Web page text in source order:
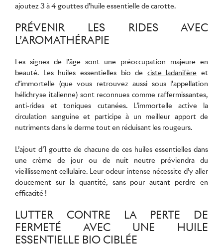
ajoutez 3 à 4 gouttes d’huile essentielle de carotte.
PRÉVENIR LES RIDES AVEC
L’AROMATHÉRAPIE
Les signes de l’âge sont une préoccupation majeure en
beauté. Les huiles essentielles bio de ciste ladanifère et
d’immortelle (que vous retrouvez aussi sous l’appellation
hélichryse italienne) sont reconnues comme raffermissantes,
anti-rides et toniques cutanées. L’immortelle active la
circulation sanguine et participe à un meilleur apport de
nutriments dans le derme tout en réduisant les rougeurs.
L’ajout d’1 goutte de chacune de ces huiles essentielles dans
une crème de jour ou de nuit neutre préviendra du
vieillissement cellulaire. Leur odeur intense nécessite d’y aller
doucement sur la quantité, sans pour autant perdre en
efficacité !
LUTTER CONTRE LA PERTE DE
FERMETÉ AVEC UNE HUILE
ESSENTIELLE BIO CIBLÉE